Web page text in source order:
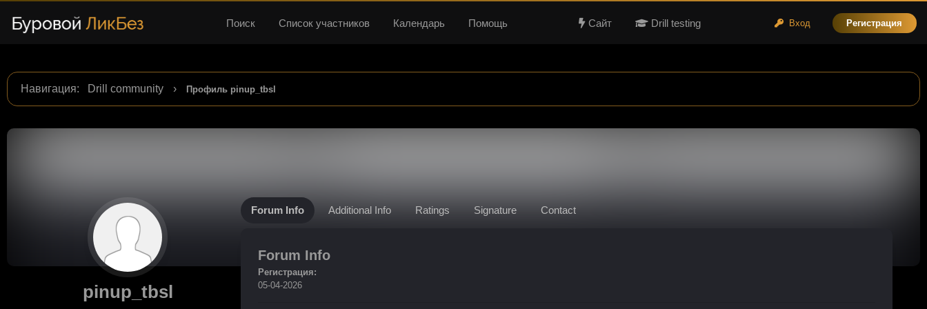
Вход Регистрация
Поиск Список участников Календарь Помощь Сайт Drill testing
Навигация: Drill community › Профиль pinup_tbsl
pinup_tbsl
Forum Info Additional Info Ratings Signature Contact
Forum Info
Регистрация:
05-04-2026